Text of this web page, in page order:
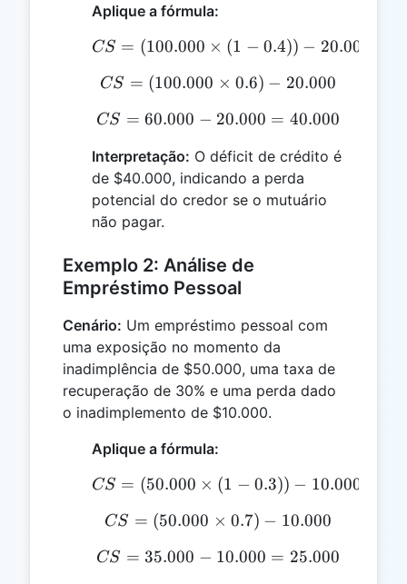
Aplique a fórmula:
CS = (100.000 \times (1
CS = (100.000 × (1 − 0.4)) − 20.000
CS = (100.000 \times
CS = (100.000 × 0.6) − 20.000
CS = 60.000 - 20.000 =
CS = 60.000 − 20.000 = 40.000
Interpretação: O déficit de crédito é
de $40.000, indicando a perda
potencial do credor se o mutuário
não pagar.
Exemplo 2: Análise de
Empréstimo Pessoal
Cenário: Um empréstimo pessoal com
uma exposição no momento da
inadimplência de $50.000, uma taxa de
recuperação de 30% e uma perda dado
o inadimplemento de $10.000.
Aplique a fórmula:
CS = (50.000 \times (1 -
CS = (50.000 × (1 − 0.3)) − 10.000
CS = (50.000 \times
CS = (50.000 × 0.7) − 10.000
CS = 35.000 - 10.000 =
CS = 35.000 − 10.000 = 25.000